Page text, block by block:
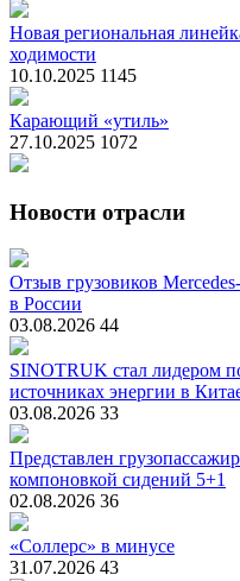
Новая региональная
ходимости
10.10.2025 1145
Карающий «утиль»
27.10.2025 1072
Новости отрасли
Отзыв грузовиков
в России
03.08.2026 44
SINOTRUK стал лидером
источниках энергии в
03.08.2026 33
Представлен
компоновкой сидений 5+1
02.08.2026 36
«Соллерс» в минусе
31.07.2026 43